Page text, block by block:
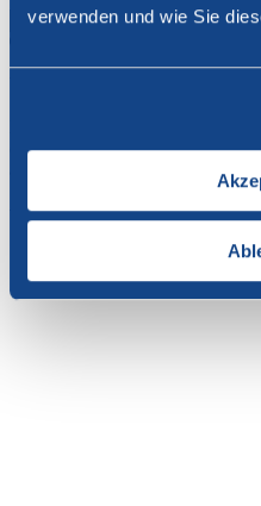
verwenden und wie Sie
En tant que membre de
connecter avec votre nom
accéder au contenu de cette page.
Si vous n'avez pas encore
votre login personnel au